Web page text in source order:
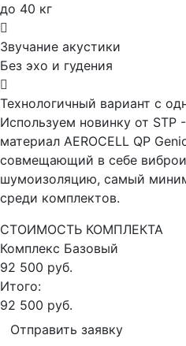
до 40 кг
Звучание акустики
Без эхо и гудения
Технологичный вариант с
Используем новинку от STP
материал AEROCELL QP
совмещающий в себе
шумоизоляцию, самый
среди комплектов.
СТОИМОСТЬ КОМПЛЕКТА
Комплекс Базовый
92 500 руб.
Итого:
92 500 руб.
Отправить заявку